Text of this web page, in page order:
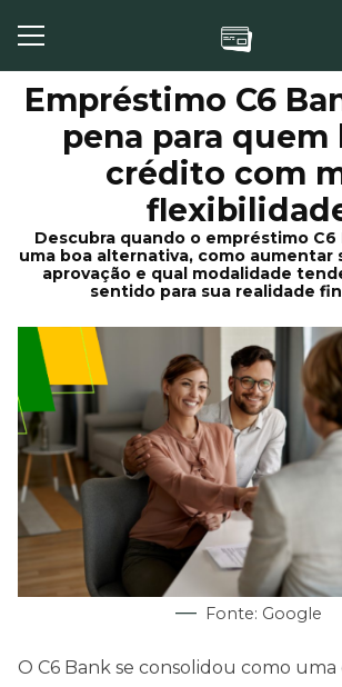
Empréstimo C6
pena para quem
crédito com
Descubra quando o empréstimo C6
uma boa alternativa, como aumentar
aprovação e qual modalidade
sentido para sua realidade
Fonte: Google
O C6 Bank se consolidou como